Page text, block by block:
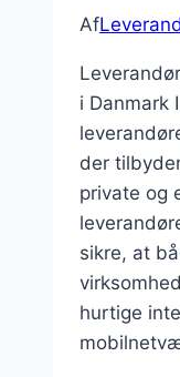
Af
i Danmark
der
private og
sikre, at
hurtige